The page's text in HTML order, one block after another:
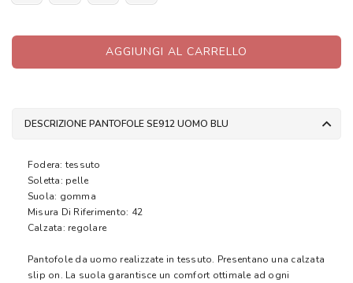
AGGIUNGI AL CARRELLO
DESCRIZIONE PANTOFOLE SE912 UOMO BLU
Fodera: tessuto
Soletta: pelle
Suola: gomma
Misura Di Riferimento: 42
Calzata: regolare
Pantofole da uomo realizzate in tessuto. Presentano una calzata
slip on. La suola garantisce un comfort ottimale ad ogni